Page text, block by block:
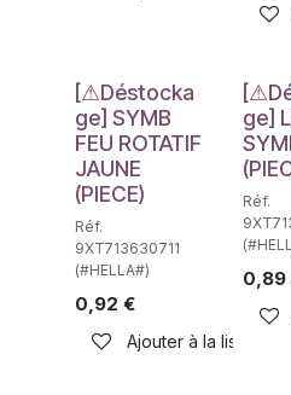
Déstockage
[⚠Déstocka
ge] SYMB
FEU ROTATIF
JAUNE
(PIECE)
Réf.
9XT713630711
(#HELLA#)
0,92 €
Ajouter à la liste de
ge]
Réf.
0,89